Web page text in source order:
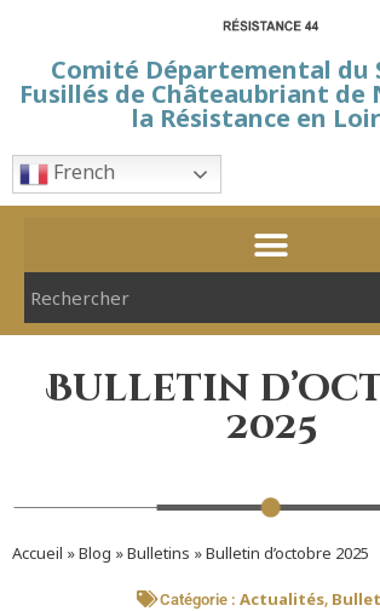
Comité Départemental du
Fusillés de Châteaubriant de
la Résistance en
French
Bulletin
2025
Accueil »Blog »Bulletins »Bulletin d’octobre 2025
Catégorie : Actualités,